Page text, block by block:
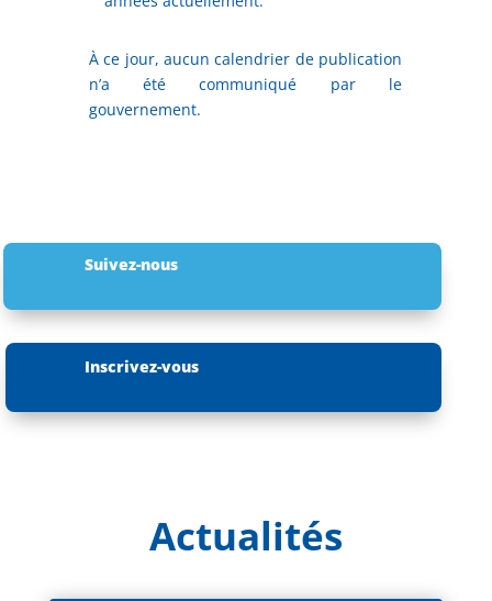
À ce jour, aucun calendrier de publication
n’a été communiqué par le
gouvernement.
Suivez-nous
Inscrivez-vous
Actualités